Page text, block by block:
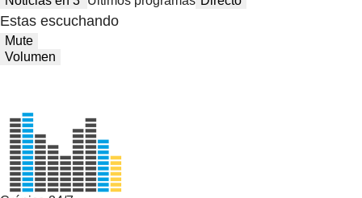
Estas escuchando
Mute
Volumen